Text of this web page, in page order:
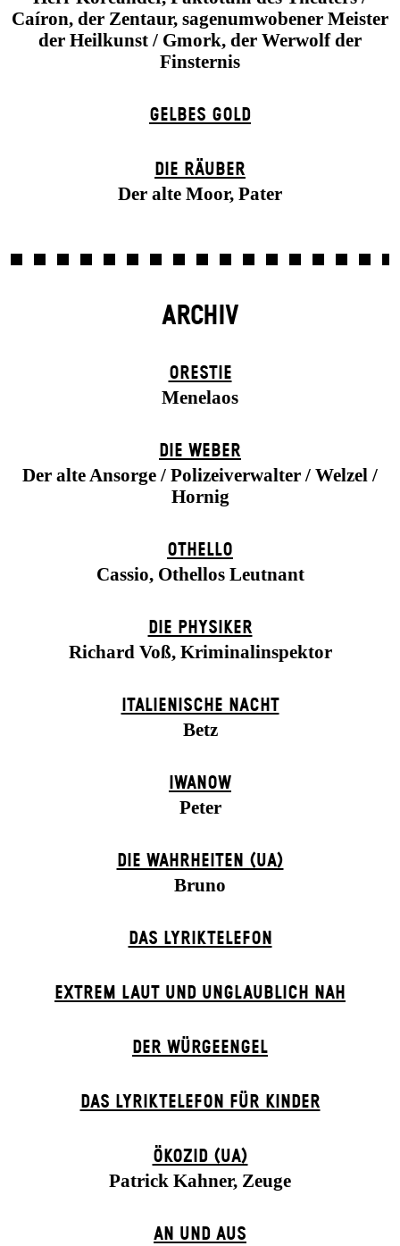
Caíron, der Zentaur, sagenumwobener Meister
der Heilkunst / Gmork, der Werwolf der
Finsternis
GELBES GOLD
DIE RÄUBER
Der alte Moor, Pater
ARCHIV
ORESTIE
Menelaos
DIE WEBER
Der alte Ansorge / Polizeiverwalter / Welzel /
Hornig
OTHELLO
Cassio, Othellos Leutnant
DIE PHYSIKER
Richard Voß, Kriminalinspektor
ITALIENISCHE NACHT
Betz
IWANOW
Peter
DIE WAHRHEITEN (UA)
Bruno
DAS LYRIKTELEFON
EXTREM LAUT UND UNGLAUBLICH NAH
DER WÜR­GE­ENG­EL
DAS LYRIKTELEFON FÜR KINDER
ÖKOZID (UA)
Patrick Kahner, Zeuge
AN UND AUS